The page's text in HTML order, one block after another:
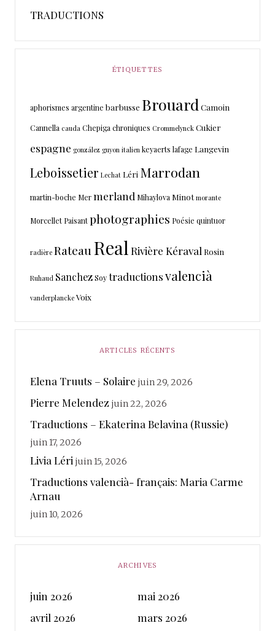
TRADUCTIONS
ÉTIQUETTES
aphorismes argentine barbusse Brouard Camoin
Cannella cauda Chepigachroniques Crommelynck Cukier
espagne gonzález guyon italien keyaerts lafage Langevin
Leboissetier Lechat Léri Marrodan
martin-boche Mermerland Mihaylova Minot morante
Morcellet Paisantphotographies Poésie quintuor
radière RateauReal Rivière Kéraval Rosin
Ruhaud SanchezSoytraductionsvalencià
vanderplancke Voix
ARTICLES RÉCENTS
Elena Truuts – Solaire juin 29, 2026
Pierre Melendez juin 22, 2026
Traductions – Ekaterina Belavina (Russie)
juin 17, 2026
Livia Léri juin 15, 2026
Traductions valencià- français: Maria Carme
Arnau
juin 10, 2026
ARCHIVES
juin 2026
mai 2026
avril 2026
mars 2026